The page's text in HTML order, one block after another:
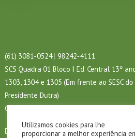
(61) 3081-0524 | 98242-4111
SCS Quadra 01 Bloco I Ed. Central 13º
1303, 1304 e 1305 (Em frente ao SESC
Presidente Dutra)
CEP: 70.304-900 – Brasília – DF
Email:sisdf@sisdf.com.br
Utilizamos cookies para lhe
proporcionar a melhor experiência